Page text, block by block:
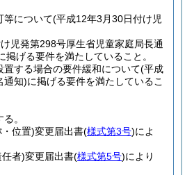
等について(平成12年3月30日付け児
児発第298号厚生省児童家庭局長通
掲げる要件を満たしていること。
する場合の要件緩和について(平成
通知)に掲げる要件を満たしているこ
。
位置)変更届出書(様式第3号)によ
者)変更届出書(様式第5号)により